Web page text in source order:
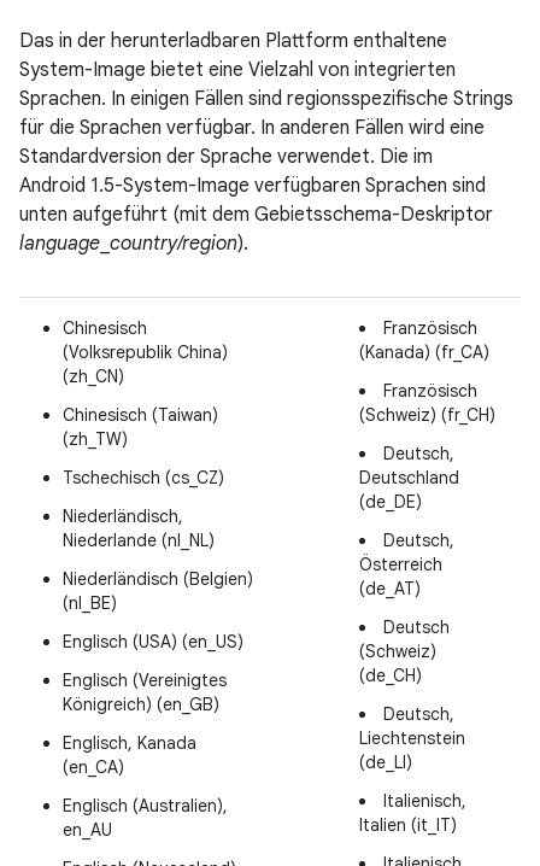
Das in der herunterladbaren Plattform enthaltene
System-Image bietet eine Vielzahl von integrierten
Sprachen. In einigen Fällen sind regionsspezifische Strings
für die Sprachen verfügbar. In anderen Fällen wird eine
Standardversion der Sprache verwendet. Die im
Android 1.5-System-Image verfügbaren Sprachen sind
unten aufgeführt (mit dem Gebietsschema-Deskriptor
language country/region).
Chinesisch
(Volksrepublik China)
(zh_CN)
Chinesisch (Taiwan)
(zh_TW)
Tschechisch (cs_CZ)
Niederländisch,
Niederlande (nl_NL)
Niederländisch (Belgien)
(nl_BE)
Englisch (USA) (en_US)
Englisch (Vereinigtes
Königreich) (en_GB)
Englisch, Kanada
(en_CA)
Englisch (Australien),
en_AU
Französisch
(Kanada) (fr_CA)
Französisch
(Schweiz) (fr_CH)
Deutsch,
Deutschland
(de_DE)
Deutsch,
Österreich
(de_AT)
Deutsch
(Schweiz)
(de_CH)
Deutsch,
Liechtenstein
(de_LI)
Italienisch,
Italien (it_IT)